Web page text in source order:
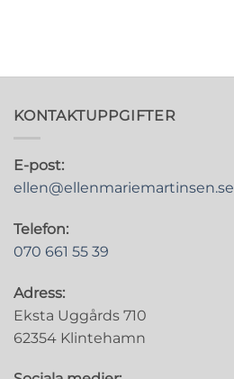
KONTAKTUPPGIFTER
E-post:
ellen@ellenmariemartinsen.se
Telefon:
070 661 55 39
Adress:
Eksta Uggårds 710
62354 Klintehamn